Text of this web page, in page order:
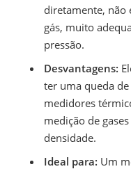
diretamente, não
gás, muito
pressão.
Desvantagens:
ter uma queda
medidores
medição de
densidade.
Ideal para: Um